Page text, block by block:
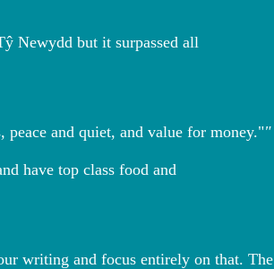
Newydd but it surpassed all
and quiet, and value for money."
have top class food and
writing and focus entirely on that. The